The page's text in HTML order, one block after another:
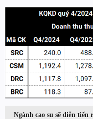
Ngành cao su sẽ diễn tiến